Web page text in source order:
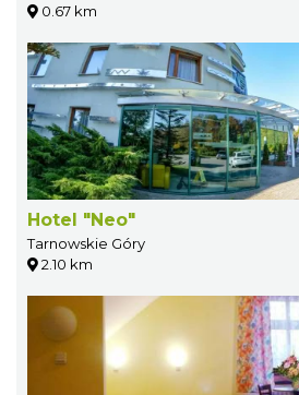
0.67 km
Hotel "Neo"
Tarnowskie Góry
2.10 km